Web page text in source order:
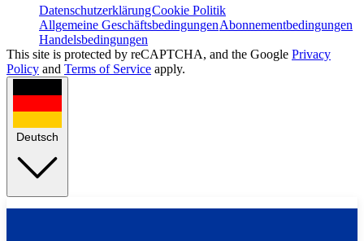
DatenschutzerklärungCookie Politik
Allgemeine GeschäftsbedingungenAbonnementbedingungen
Handelsbedingungen
This site is protected by reCAPTCHA, and the Google Privacy
Policy and Terms of Service apply.
Deutsch